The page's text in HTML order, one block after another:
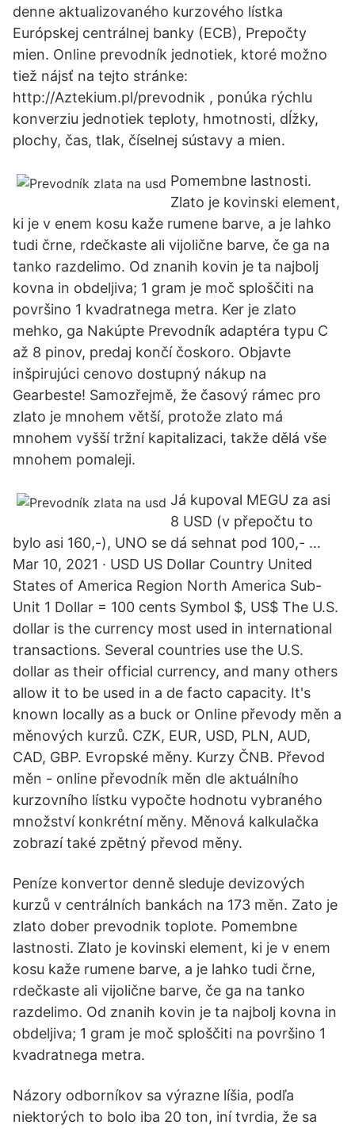
denne aktualizovaného kurzového lístka
Európskej centrálnej banky (ECB), Prepočty
mien. Online prevodník jednotiek, ktoré možno
tiež nájsť na tejto stránke:
http://Aztekium.pl/prevodnik , ponúka rýchlu
konverziu jednotiek teploty, hmotnosti, dĺžky,
plochy, čas, tlak, číselnej sústavy a mien.
Pomembne lastnosti.
Zlato je kovinski element,
ki je v enem kosu kaže rumene barve, a je lahko
tudi črne, rdečkaste ali vijolične barve, če ga na
tanko razdelimo. Od znanih kovin je ta najbolj
kovna in obdeljiva; 1 gram je moč sploščiti na
površino 1 kvadratnega metra. Ker je zlato
mehko, ga Nakúpte Prevodník adaptéra typu C
až 8 pinov, predaj končí čoskoro. Objavte
inšpirujúci cenovo dostupný nákup na
Gearbeste! Samozřejmě, že časový rámec pro
zlato je mnohem větší, protože zlato má
mnohem vyšší tržní kapitalizaci, takže dělá vše
mnohem pomaleji.
Já kupoval MEGU za asi
8 USD (v přepočtu to
bylo asi 160,-), UNO se dá sehnat pod 100,- …
Mar 10, 2021 · USD US Dollar Country United
States of America Region North America Sub-
Unit 1 Dollar = 100 cents Symbol $, US$ The U.S.
dollar is the currency most used in international
transactions. Several countries use the U.S.
dollar as their official currency, and many others
allow it to be used in a de facto capacity. It's
known locally as a buck or Online převody měn a
měnových kurzů. CZK, EUR, USD, PLN, AUD,
CAD, GBP. Evropské měny. Kurzy ČNB. Převod
měn - online převodník měn dle aktuálního
kurzovního lístku vypočte hodnotu vybraného
množství konkrétní měny. Měnová kalkulačka
zobrazí také zpětný převod měny.
Peníze konvertor denně sleduje devizových
kurzů v centrálních bankách na 173 měn. Zato je
zlato dober prevodnik toplote. Pomembne
lastnosti. Zlato je kovinski element, ki je v enem
kosu kaže rumene barve, a je lahko tudi črne,
rdečkaste ali vijolične barve, če ga na tanko
razdelimo. Od znanih kovin je ta najbolj kovna in
obdeljiva; 1 gram je moč sploščiti na površino 1
kvadratnega metra.
Názory odborníkov sa výrazne líšia, podľa
niektorých to bolo iba 20 ton, iní tvrdia, že sa